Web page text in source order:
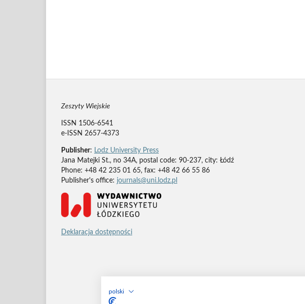
polski
Zeszyty Wiejskie
ISSN 1506-6541
e-ISSN 2657-4373
Publisher: Lodz University Press
Jana Matejki St., no 34A, postal code: 90-237, city: Łódź
Phone: +48 42 235 01 65, fax: +48 42 66 55 86
Publisher's office: journals@uni.lodz.pl
Deklaracja dostępności